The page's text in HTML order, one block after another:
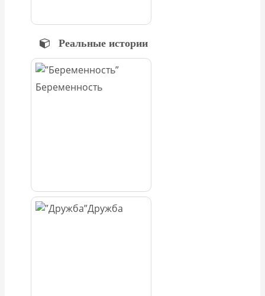
Реальные истории
Беременность
Дружба